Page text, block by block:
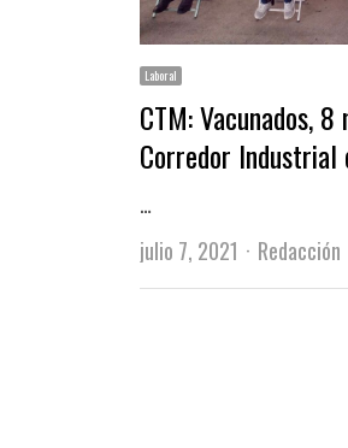
Laboral
CTM: Vacunados,
Corredor Industrial
…
julio 7, 2021
Author
Redacción